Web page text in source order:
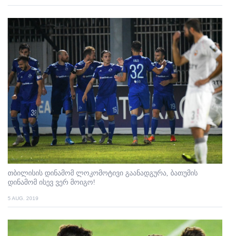
თბილისის დინამომ ლოკომოტივი გაანადგურა, ბათუმის
დინამომ ისევ ვერ მოიგო!
5 AUG. 2019